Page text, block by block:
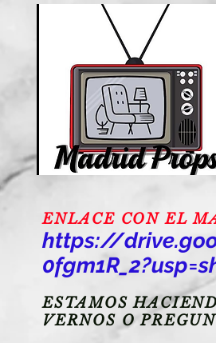
ENLACE CON EL
https://
ESTAMOS
VERNOS O